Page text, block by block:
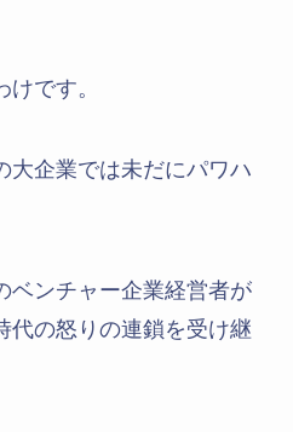
です。
大企業では未だにパワハ
ベンチャー企業経営者が
代の怒りの連鎖を受け継